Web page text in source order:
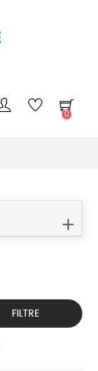
0
FILTRE